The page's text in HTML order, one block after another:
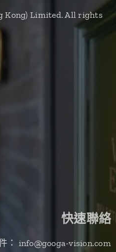
Kong) Limited. All rights
快速聯絡
： info@googa-vision.com